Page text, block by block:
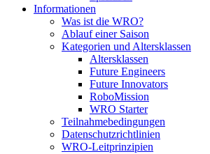
Informationen
Was ist die WRO?
Ablauf einer Saison
Kategorien und Altersklassen
Altersklassen
Future Engineers
Future Innovators
RoboMission
WRO Starter
Teilnahmebedingungen
Datenschutzrichtlinien
WRO-Leitprinzipien